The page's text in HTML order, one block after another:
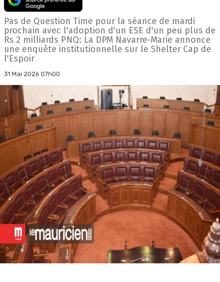
Pas de Question Time pour la séance de mardi
prochain avec l'adoption d'un ESE d'un peu plus de
Rs 2 milliards PNQ: La DPM Navarre-Marie annonce
une enquête institutionnelle sur le Shelter Cap de
l'Espoir
31 Mai 2026 07h00